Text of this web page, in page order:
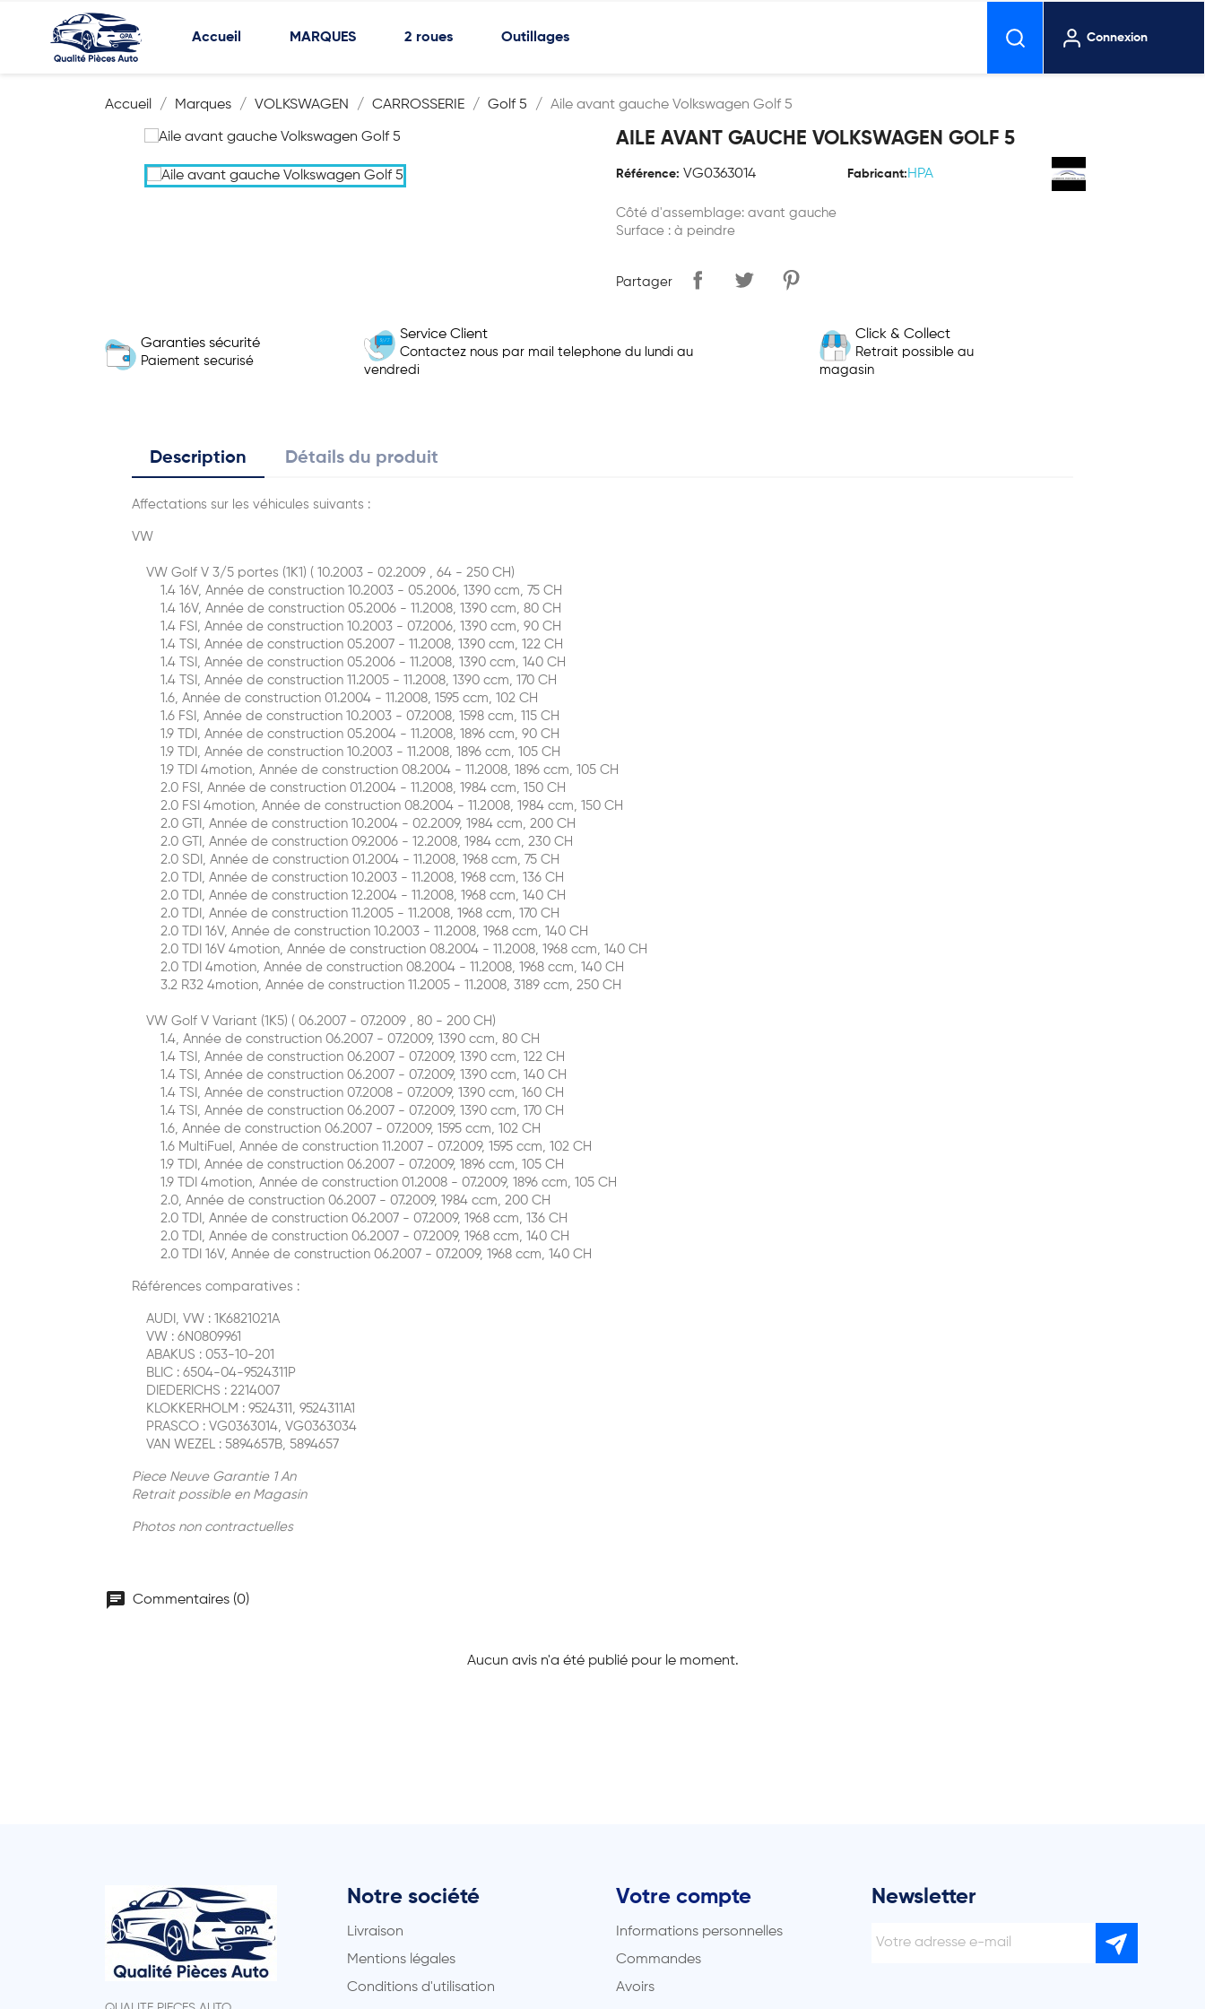
Accueil MARQUES 2 roues Outillages Connexion
Accueil Marques VOLKSWAGEN CARROSSERIE Golf 5 Aile avant gauche Volkswagen Golf 5
AILE AVANT GAUCHE VOLKSWAGEN GOLF 5
Référence: VG0363014 Fabricant: HPA
Côté d'assemblage: avant gauche
Surface : à peindre
Partager
Garanties sécurité
Paiement securisé
Service Client
Contactez nous par mail telephone du lundi au
vendredi
Click & Collect
Retrait possible au
magasin
Description Détails du produit
Affectations sur les véhicules suivants :
VW
VW Golf V 3/5 portes (1K1) ( 10.2003 - 02.2009 , 64 - 250 CH)
1.4 16V, Année de construction 10.2003 - 05.2006, 1390 ccm, 75 CH
1.4 16V, Année de construction 05.2006 - 11.2008, 1390 ccm, 80 CH
1.4 FSI, Année de construction 10.2003 - 07.2006, 1390 ccm, 90 CH
1.4 TSI, Année de construction 05.2007 - 11.2008, 1390 ccm, 122 CH
1.4 TSI, Année de construction 05.2006 - 11.2008, 1390 ccm, 140 CH
1.4 TSI, Année de construction 11.2005 - 11.2008, 1390 ccm, 170 CH
1.6, Année de construction 01.2004 - 11.2008, 1595 ccm, 102 CH
1.6 FSI, Année de construction 10.2003 - 07.2008, 1598 ccm, 115 CH
1.9 TDI, Année de construction 05.2004 - 11.2008, 1896 ccm, 90 CH
1.9 TDI, Année de construction 10.2003 - 11.2008, 1896 ccm, 105 CH
1.9 TDI 4motion, Année de construction 08.2004 - 11.2008, 1896 ccm, 105 CH
2.0 FSI, Année de construction 01.2004 - 11.2008, 1984 ccm, 150 CH
2.0 FSI 4motion, Année de construction 08.2004 - 11.2008, 1984 ccm, 150 CH
2.0 GTI, Année de construction 10.2004 - 02.2009, 1984 ccm, 200 CH
2.0 GTI, Année de construction 09.2006 - 12.2008, 1984 ccm, 230 CH
2.0 SDI, Année de construction 01.2004 - 11.2008, 1968 ccm, 75 CH
2.0 TDI, Année de construction 10.2003 - 11.2008, 1968 ccm, 136 CH
2.0 TDI, Année de construction 12.2004 - 11.2008, 1968 ccm, 140 CH
2.0 TDI, Année de construction 11.2005 - 11.2008, 1968 ccm, 170 CH
2.0 TDI 16V, Année de construction 10.2003 - 11.2008, 1968 ccm, 140 CH
2.0 TDI 16V 4motion, Année de construction 08.2004 - 11.2008, 1968 ccm, 140 CH
2.0 TDI 4motion, Année de construction 08.2004 - 11.2008, 1968 ccm, 140 CH
3.2 R32 4motion, Année de construction 11.2005 - 11.2008, 3189 ccm, 250 CH
VW Golf V Variant (1K5) ( 06.2007 - 07.2009 , 80 - 200 CH)
1.4, Année de construction 06.2007 - 07.2009, 1390 ccm, 80 CH
1.4 TSI, Année de construction 06.2007 - 07.2009, 1390 ccm, 122 CH
1.4 TSI, Année de construction 06.2007 - 07.2009, 1390 ccm, 140 CH
1.4 TSI, Année de construction 07.2008 - 07.2009, 1390 ccm, 160 CH
1.4 TSI, Année de construction 06.2007 - 07.2009, 1390 ccm, 170 CH
1.6, Année de construction 06.2007 - 07.2009, 1595 ccm, 102 CH
1.6 MultiFuel, Année de construction 11.2007 - 07.2009, 1595 ccm, 102 CH
1.9 TDI, Année de construction 06.2007 - 07.2009, 1896 ccm, 105 CH
1.9 TDI 4motion, Année de construction 01.2008 - 07.2009, 1896 ccm, 105 CH
2.0, Année de construction 06.2007 - 07.2009, 1984 ccm, 200 CH
2.0 TDI, Année de construction 06.2007 - 07.2009, 1968 ccm, 136 CH
2.0 TDI, Année de construction 06.2007 - 07.2009, 1968 ccm, 140 CH
2.0 TDI 16V, Année de construction 06.2007 - 07.2009, 1968 ccm, 140 CH
Références comparatives :
AUDI, VW : 1K6821021A
VW : 6N0809961
ABAKUS : 053-10-201
BLIC : 6504-04-9524311P
DIEDERICHS : 2214007
KLOKKERHOLM : 9524311, 9524311A1
PRASCO : VG0363014, VG0363034
VAN WEZEL : 5894657B, 5894657
Piece Neuve Garantie 1 An
Retrait possible en Magasin
Photos non contractuelles
chat Commentaires (0)
Aucun avis n'a été publié pour le moment.
Notre société
Livraison
Mentions légales
Conditions d'utilisation
Votre compte
Informations personnelles
Commandes
Avoirs
Newsletter